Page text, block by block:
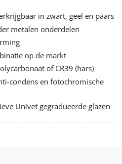
in zwart, geel en paars
metalen onderdelen
op de markt
of CR39 (hars)
condens en fotochromische
Univet gegradueerde glazen